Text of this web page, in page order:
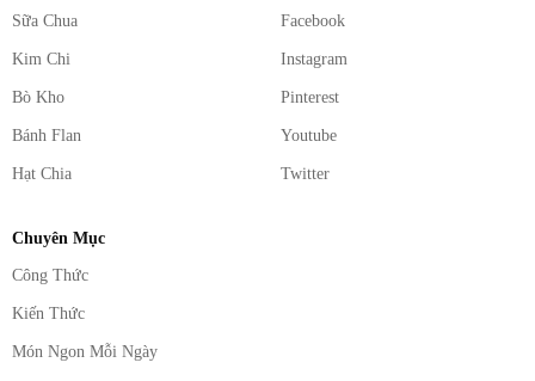
Sữa Chua
Kim Chi
Bò Kho
Bánh Flan
Hạt Chia
Facebook
Instagram
Pinterest
Youtube
Twitter
Chuyên Mục
Công Thức
Kiến Thức
Món Ngon Mỗi Ngày